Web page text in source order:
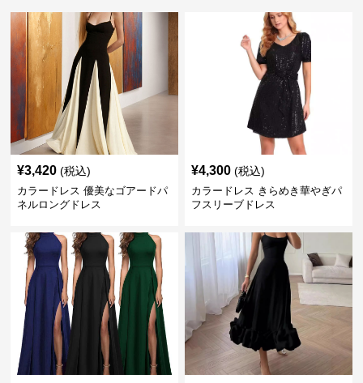
¥3,420 (税込)
カラードレス 優美なゴアードパ
ネルロングドレス
¥4,300 (税込)
カラードレス きらめき華やぎパ
フスリーブドレス